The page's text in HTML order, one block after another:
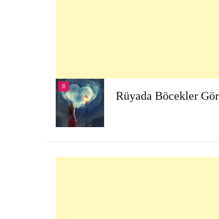
B
Rüyada Böcekler